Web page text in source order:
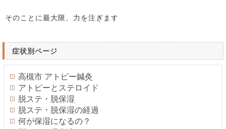
そのことに最大限、力を注ぎます
症状別ページ
高槻市 アトピー鍼灸
アトピーとステロイド
脱ステ・脱保湿
脱ステ・脱保湿の経過
何が保湿になるの？